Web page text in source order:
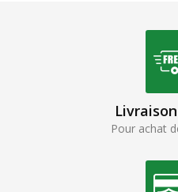
Pour achat